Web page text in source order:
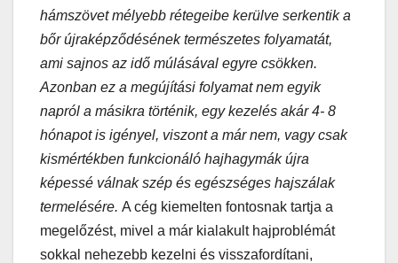
hámszövet mélyebb rétegeibe kerülve serkentik a
bőr újraképződésének természetes folyamatát,
ami sajnos az idő múlásával egyre csökken.
Azonban ez a megújítási folyamat nem egyik
napról a másikra történik, egy kezelés akár 4- 8
hónapot is igényel, viszont a már nem, vagy csak
kismértékben funkcionáló hajhagymák újra
képessé válnak szép és egészséges hajszálak
termelésére. A cég kiemelten fontosnak tartja a
megelőzést, mivel a már kialakult hajproblémát
sokkal nehezebb kezelni és visszafordítani,